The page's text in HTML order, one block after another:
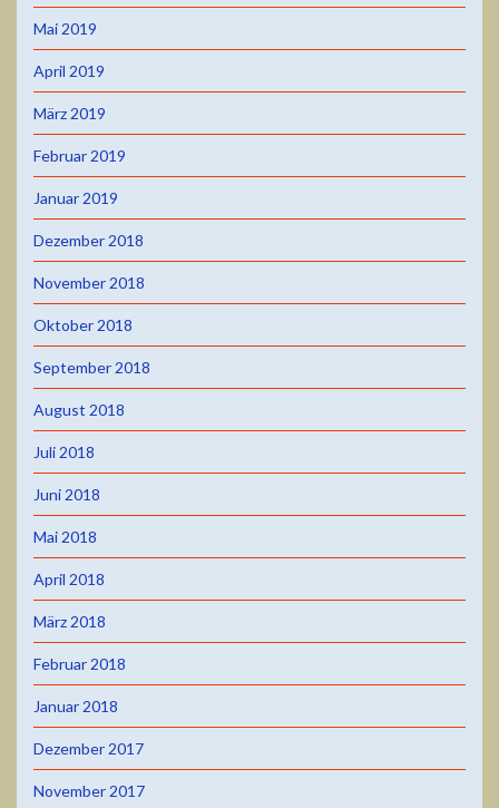
Mai 2019
April 2019
März 2019
Februar 2019
Januar 2019
Dezember 2018
November 2018
Oktober 2018
September 2018
August 2018
Juli 2018
Juni 2018
Mai 2018
April 2018
März 2018
Februar 2018
Januar 2018
Dezember 2017
November 2017